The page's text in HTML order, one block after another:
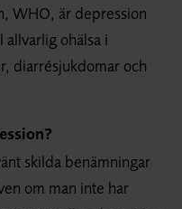
WHO, är depression
ohälsa i
diarrésjukdomar och
skilda benämningar
om man inte har